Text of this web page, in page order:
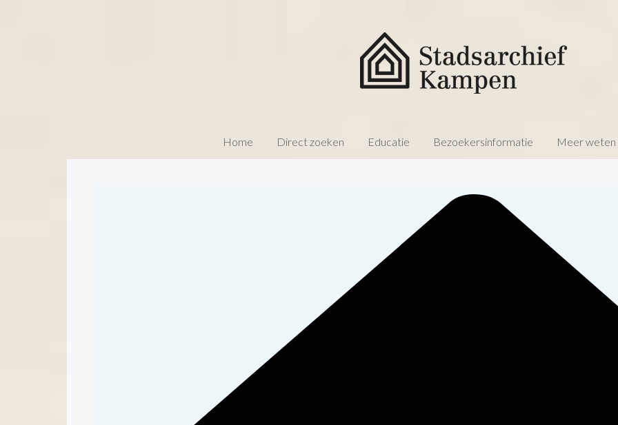
Home Direct zoeken Educatie Bezoekersinformatie Meer weten